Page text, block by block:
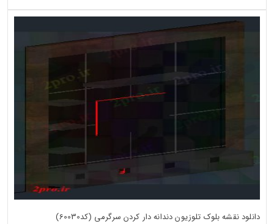
دانلود نقشه بلوک تلوزیون دندانه دار کردن سرگرمی (کد60030)